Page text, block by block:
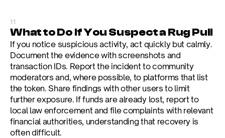
11
What to Do If You Suspect a Rug Pull
If you notice suspicious activity, act quickly but calmly.
Document the evidence with screenshots and
transaction IDs. Report the incident to community
moderators and, where possible, to platforms that list
the token. Share findings with other users to limit
further exposure. If funds are already lost, report to
local law enforcement and file complaints with relevant
financial authorities, understanding that recovery is
often difficult.